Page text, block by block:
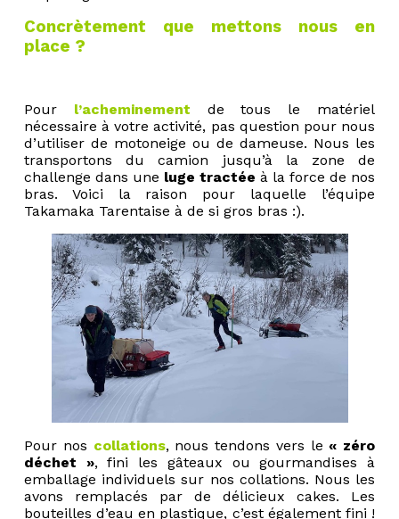
Concrètement que mettons nous en
place ?
Pour l’acheminement de tous le matériel
nécessaire à votre activité, pas question pour nous
d’utiliser de motoneige ou de dameuse. Nous les
transportons du camion jusqu’à la zone de
challenge dans une luge tractée à la force de nos
bras. Voici la raison pour laquelle l’équipe
Takamaka Tarentaise à de si gros bras :).
Pour nos collations, nous tendons vers le« zéro
déchet », fini les gâteaux ou gourmandises à
emballage individuels sur nos collations. Nous les
avons remplacés par de délicieux cakes. Les
bouteilles d’eau en plastique, c’est également fini !